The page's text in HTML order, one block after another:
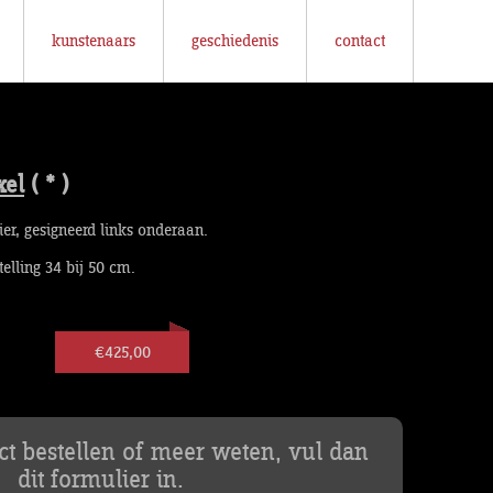
kunstenaars geschiedenis contact
( * )
gesigneerd links onderaan.
34 bij 50 cm.
€425,00
bestellen of meer weten, vul dan
dit formulier in.